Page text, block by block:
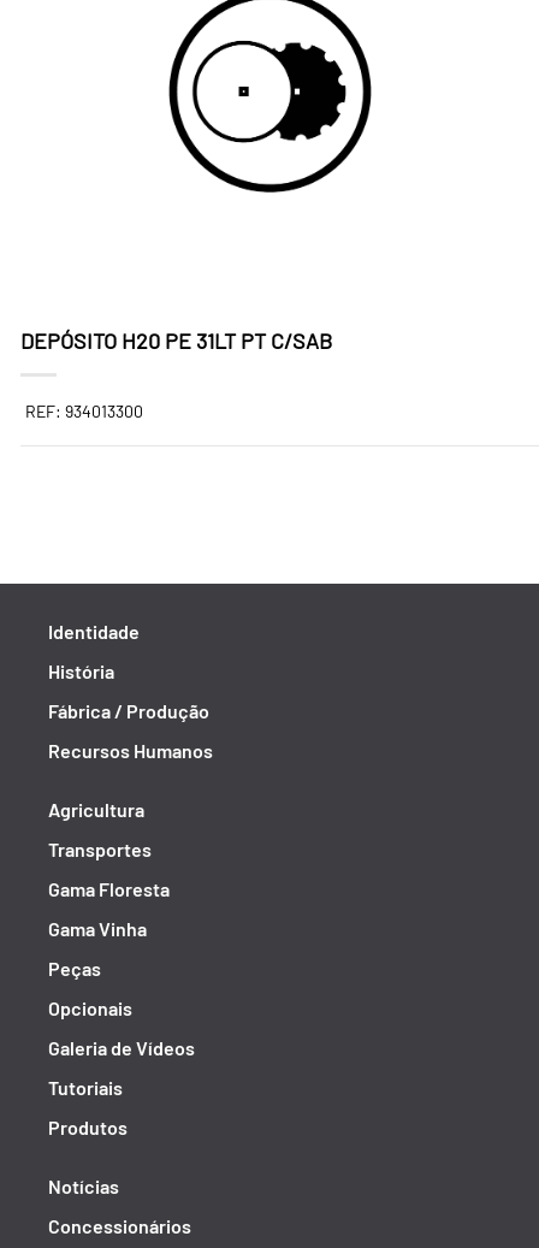
DEPÓSITO H20 PE 31LT PT C/SAB
REF: 934013300
Identidade
História
Fábrica / Produção
Recursos Humanos
Agricultura
Transportes
Gama Floresta
Gama Vinha
Peças
Opcionais
Galeria de Vídeos
Tutoriais
Produtos
Notícias
Concessionários